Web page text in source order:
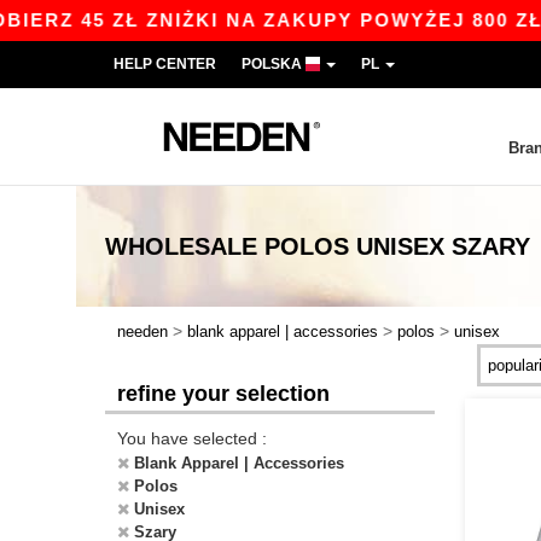
ZŁ ZNIŻKI NA ZAKUPY POWYŻEJ 800 ZŁ Z
HELP CENTER POLSKA PL
WHOLESALE POLOS UNISEX SZARY
needen > blank apparel | accessories > polos > unisex
refine your selection
You have selected :
Blank Apparel | Accessories
Polos
Unisex
Szary